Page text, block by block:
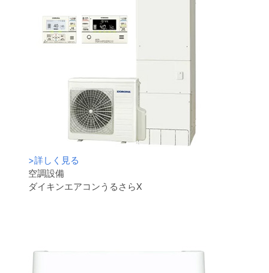
>詳しく見る
空調設備
ダイキンエアコンうるさらX